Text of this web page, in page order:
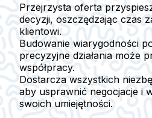
Przejrzysta oferta
decyzji, oszczędzając czas
klientowi.
Budowanie wiarygodności
precyzyjne działania może
współpracy.
Dostarcza wszystkich
aby usprawnić negocjacje i
swoich umiejętności.